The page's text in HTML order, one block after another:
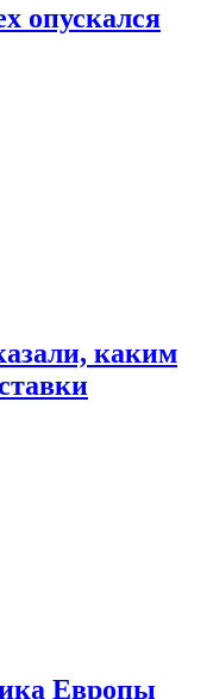
опускался
каким
Европы